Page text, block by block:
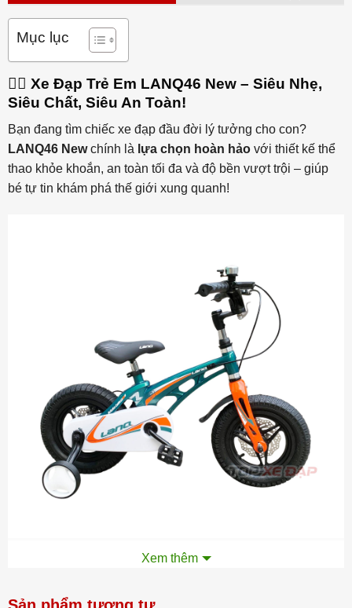
Mục lục
🚴‍♀️ Xe Đạp Trẻ Em LANQ46 New – Siêu Nhẹ,
Siêu Chất, Siêu An Toàn!
Bạn đang tìm chiếc xe đạp đầu đời lý tưởng cho con?
LANQ46 Newchính là lựa chọn hoàn hảo với thiết kế thể
thao khỏe khoắn, an toàn tối đa và độ bền vượt trội – giúp
bé tự tin khám phá thế giới xung quanh!
Xe đạp LanQ46 New cho bé 2-4 tuổi | Khung nhôm đúc cao cấp |
Xem thêm